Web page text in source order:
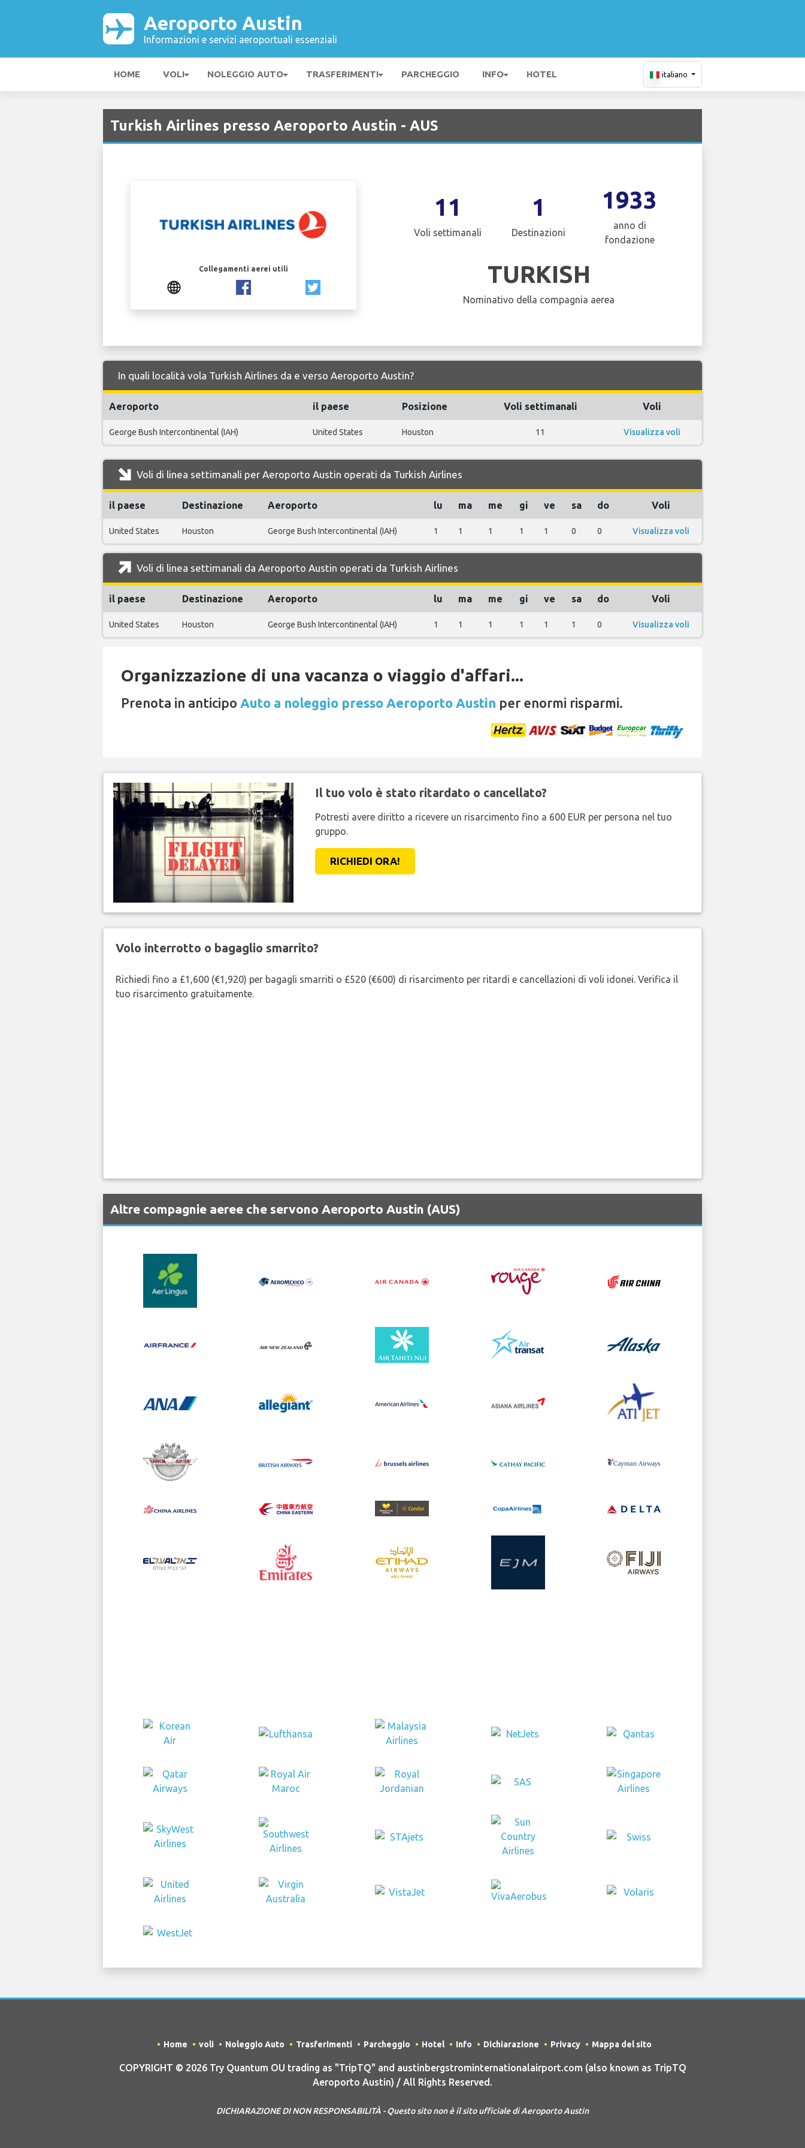
Aeroporto Austin
Informazioni e servizi aeroportuali essenziali
HOME VOLI NOLEGGIO AUTO TRASFERIMENTI PARCHEGGIO INFO HOTEL italiano
Turkish Airlines presso Aeroporto Austin - AUS
Collegamenti aerei utili
11
Voli settimanali
1
Destinazioni
1933
anno di
fondazione
TURKISH
Nominativo della compagnia aerea
In quali località vola Turkish Airlines da e verso Aeroporto Austin?
Aeroporto il paese Posizione Voli settimanali Voli
George Bush Intercontinental (IAH) United States Houston 11 Visualizza voli
Voli di linea settimanali per Aeroporto Austin operati da Turkish Airlines
il paese Destinazione Aeroporto lu ma me gi ve sa do Voli
United States Houston George Bush Intercontinental (IAH) 1 1 1 1 1 0 0 Visualizza voli
Voli di linea settimanali da Aeroporto Austin operati da Turkish Airlines
il paese Destinazione Aeroporto lu ma me gi ve sa do Voli
United States Houston George Bush Intercontinental (IAH) 1 1 1 1 1 1 0 Visualizza voli
Organizzazione di una vacanza o viaggio d'affari...
Prenota in anticipo Auto a noleggio presso Aeroporto Austin per enormi risparmi.
Il tuo volo è stato ritardato o cancellato?
Potresti avere diritto a ricevere un risarcimento fino a 600 EUR per persona nel tuo
gruppo.
RICHIEDI ORA!
Volo interrotto o bagaglio smarrito?
Richiedi fino a £1,600 (€1,920) per bagagli smarriti o £520 (€600) di risarcimento per ritardi e cancellazioni di voli idonei. Verifica il
tuo risarcimento gratuitamente.
Altre compagnie aeree che servono Aeroporto Austin (AUS)
Noleggio Auto Parcheggio Privacy Mappa del sito
COPYRIGHT © 2026 Try Quantum OU trading as "TripTQ" and austinbergstrominternationalairport.com (also known as TripTQ
Aeroporto Austin) / All Rights Reserved.
DICHIARAZIONE DI NON RESPONSABILITÀ - Questo sito non è il sito ufficiale di Aeroporto Austin